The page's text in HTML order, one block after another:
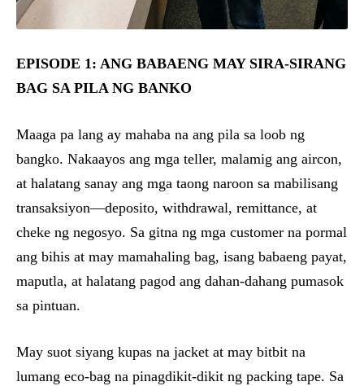
EPISODE 1: ANG BABAENG MAY SIRA-SIRANG
BAG SA PILA NG BANKO
Maaga pa lang ay mahaba na ang pila sa loob ng
bangko. Nakaayos ang mga teller, malamig ang aircon,
at halatang sanay ang mga taong naroon sa mabilisang
transaksiyon—deposito, withdrawal, remittance, at
cheke ng negosyo. Sa gitna ng mga customer na pormal
ang bihis at may mamahaling bag, isang babaeng payat,
maputla, at halatang pagod ang dahan-dahang pumasok
sa pintuan.
May suot siyang kupas na jacket at may bitbit na
lumang eco-bag na pinagdikit-dikit ng packing tape. Sa